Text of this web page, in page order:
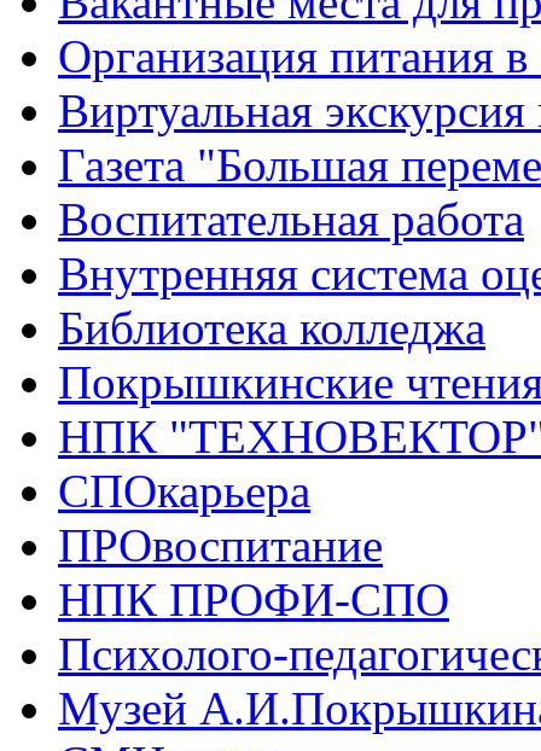
Организация питания в
Виртуальная
Газета "Большая
Воспитательная работа
Внутренняя система
Библиотека колледжа
Покрышкинские
НПК
СПОкарьера
ПРОвоспитание
НПК ПРОФИ-СПО
Психолого-
Музей